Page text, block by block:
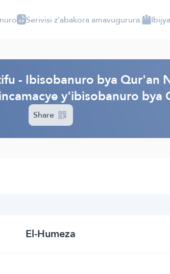
Serivisi z'abakora amavugurura.
- Ibisobanuro bya Qur'an
y'ibisobanuro
Share
El-Humeza